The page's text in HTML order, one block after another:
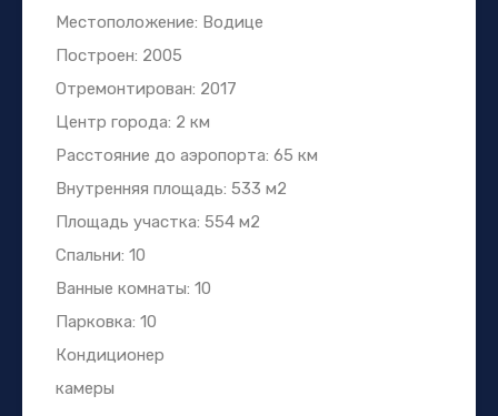
Местоположение: Водице
Построен: 2005
Отремонтирован: 2017
Центр города: 2 км
Расстояние до аэропорта: 65 км
Внутренняя площадь: 533 м2
Площадь участка: 554 м2
Спальни: 10
Ванные комнаты: 10
Парковка: 10
Кондиционер
камеры